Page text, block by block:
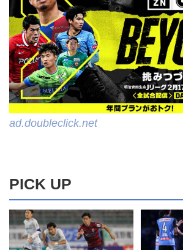
ad.doubleclick.net
PICK UP